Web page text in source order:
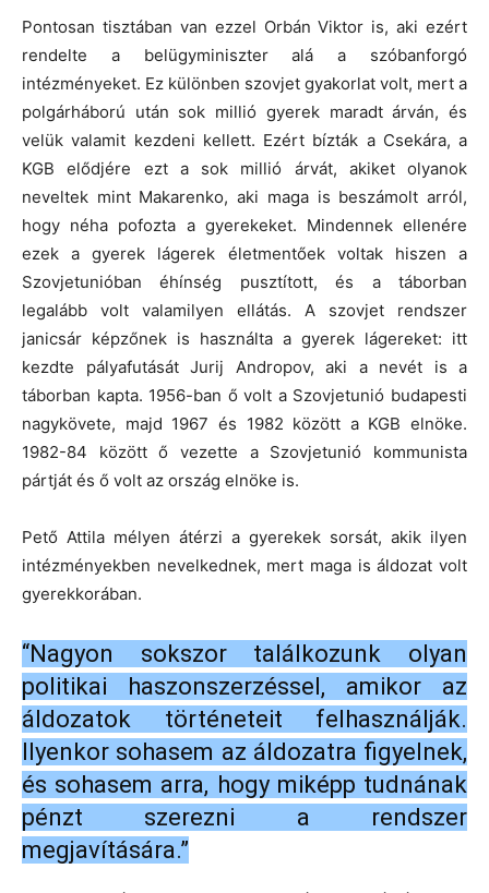
Ebben a mai politikai helyzetben nagyon nehezen tudom
elképzelni, hogy egy áldozat megszólaljon” –
hangsúlyozta a gyermekvédelmi aktivista, aki azokról
beszélt, akikről a legkevesebb szó esett a Szőlő utcai
botrány során, a gyerekekről, akikből nagyon könnyen
lehet áldozat a gyermekvédelmi intézményekben vagy a
javítóintézetekben.
Pontosan tisztában van ezzel Orbán Viktor is, aki ezért
rendelte a belügyminiszter alá a szóbanforgó
intézményeket. Ez különben szovjet gyakorlat volt, mert a
polgárháború után sok millió gyerek maradt árván, és
velük valamit kezdeni kellett. Ezért bízták a Csekára, a
KGB elődjére ezt a sok millió árvát, akiket olyanok
neveltek mint Makarenko, aki maga is beszámolt arról,
hogy néha pofozta a gyerekeket. Mindennek ellenére
Szovjetunióban éhínség pusztított, és a táborban
legalább volt valamilyen ellátás. A szovjet rendszer
janicsár képzőnek is használta a gyerek lágereket: itt
táborban kapta. 1956-ban ő volt a Szovjetunió budapesti
nagykövete, majd 1967 és 1982 között a KGB elnöke.
1982-84 között ő vezette a Szovjetunió kommunista
pártját és ő volt az ország elnöke is.
Pető Attila mélyen átérzi a gyerekek sorsát, akik ilyen
intézményekben nevelkednek, mert maga is áldozat volt
gyerekkorában.